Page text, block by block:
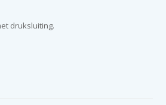
druksluiting.